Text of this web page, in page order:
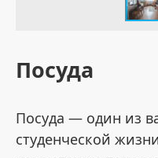
Посуда
Посуда — один из
студенческой